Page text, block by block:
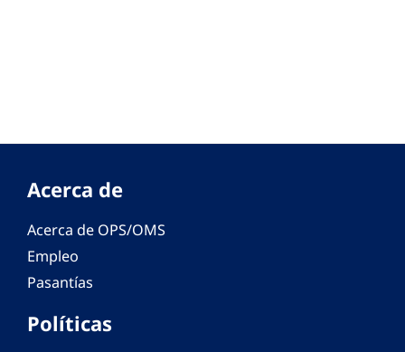
Acerca de
Acerca de OPS/OMS
Empleo
Pasantías
Políticas